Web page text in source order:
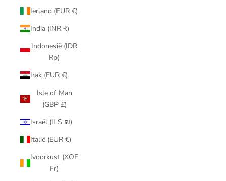
Ierland (EUR €)
India (INR ₹)
Indonesië (IDR
Rp)
Irak (EUR €)
Isle of Man
(GBP £)
Israël (ILS ₪)
Italië (EUR €)
Ivoorkust (XOF
Fr)